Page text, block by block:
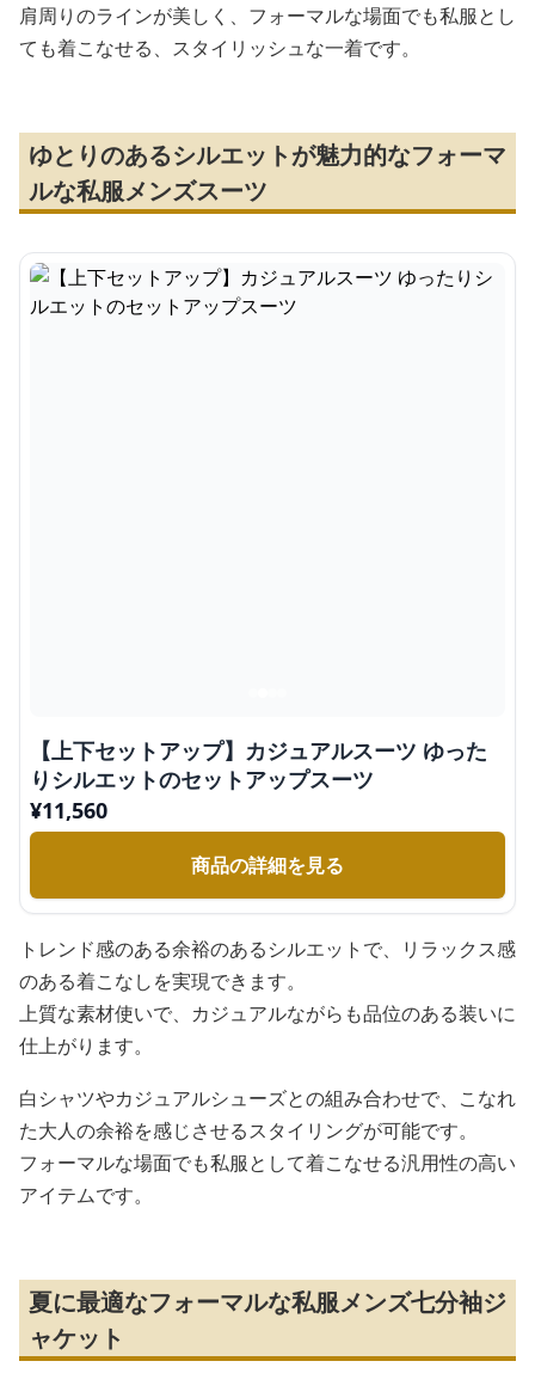
肩周りのラインが美しく、フォーマルな場面でも私服とし
ても着こなせる、スタイリッシュな一着です。
ゆとりのあるシルエットが魅力的なフォーマ
ルな私服メンズスーツ
【上下セットアップ】カジュアルスーツ ゆった
りシルエットのセットアップスーツ
¥11,560
商品の詳細を見る
トレンド感のある余裕のあるシルエットで、リラックス感
のある着こなしを実現できます。
上質な素材使いで、カジュアルながらも品位のある装いに
仕上がります。
白シャツやカジュアルシューズとの組み合わせで、こなれ
た大人の余裕を感じさせるスタイリングが可能です。
フォーマルな場面でも私服として着こなせる汎用性の高い
アイテムです。
夏に最適なフォーマルな私服メンズ七分袖ジ
ャケット